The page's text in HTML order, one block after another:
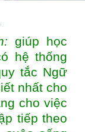
giúp học
hệ thống
tắc Ngữ
nhất cho
cho việc
tiếp theo